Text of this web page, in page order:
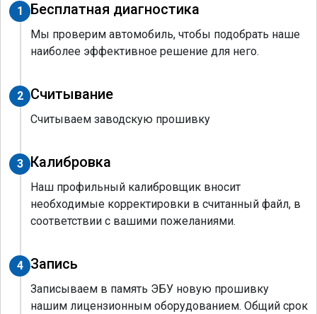
1 Бесплатная диагностика
Мы проверим автомобиль, чтобы подобрать наше
наиболее эффективное решение для него.
2 Считывание
Считываем заводскую прошивку
3 Калибровка
Наш профильный калибровщик вносит
необходимые корректировки в считанный файл, в
соответствии с вашими пожеланиями.
4 Запись
Записываем в память ЭБУ новую прошивку
нашим лицензионным оборудованием. Общий срок